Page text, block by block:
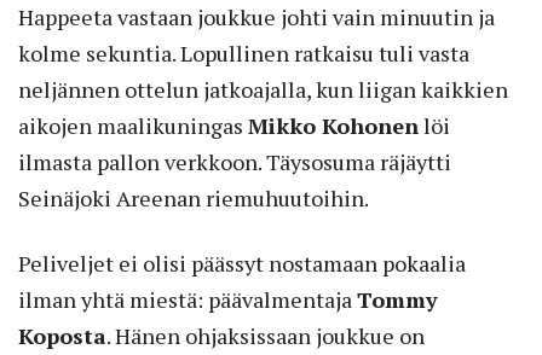
Happeeta vastaan joukkue johti vain minuutin ja
kolme sekuntia. Lopullinen ratkaisu tuli vasta
neljännen ottelun jatkoajalla, kun liigan kaikkien
aikojen maalikuningas Mikko Kohonen löi
ilmasta pallon verkkoon. Täysosuma räjäytti
Seinäjoki Areenan riemuhuutoihin.
Peliveljet ei olisi päässyt nostamaan pokaalia
ilman yhtä miestä: päävalmentaja Tommy
Koposta. Hänen ohjaksissaan joukkue on